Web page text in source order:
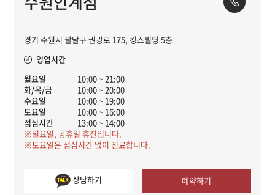
경기 수원시 팔달구 권광로 175, 킹스빌딩 5층
영업시간
월요일
10:00 ~ 21:00
화/목/금
10:00 ~ 20:00
수요일
10:00 ~ 19:00
토요일
10:00 ~ 16:00
점심시간
13:00 ~ 14:00
※일요일, 공휴일 휴진입니다.
※토요일은 점심시간 없이 진료합니다.
상담하기 예약하기